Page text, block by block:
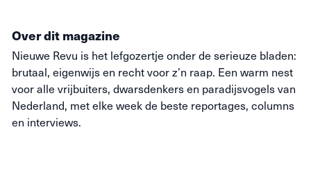
Over dit magazine
Nieuwe Revu is het lefgozertje onder de serieuze bladen:
brutaal, eigenwijs en recht voor z’n raap. Een warm nest
voor alle vrijbuiters, dwarsdenkers en paradijsvogels van
Nederland, met elke week de beste reportages, columns
en interviews.